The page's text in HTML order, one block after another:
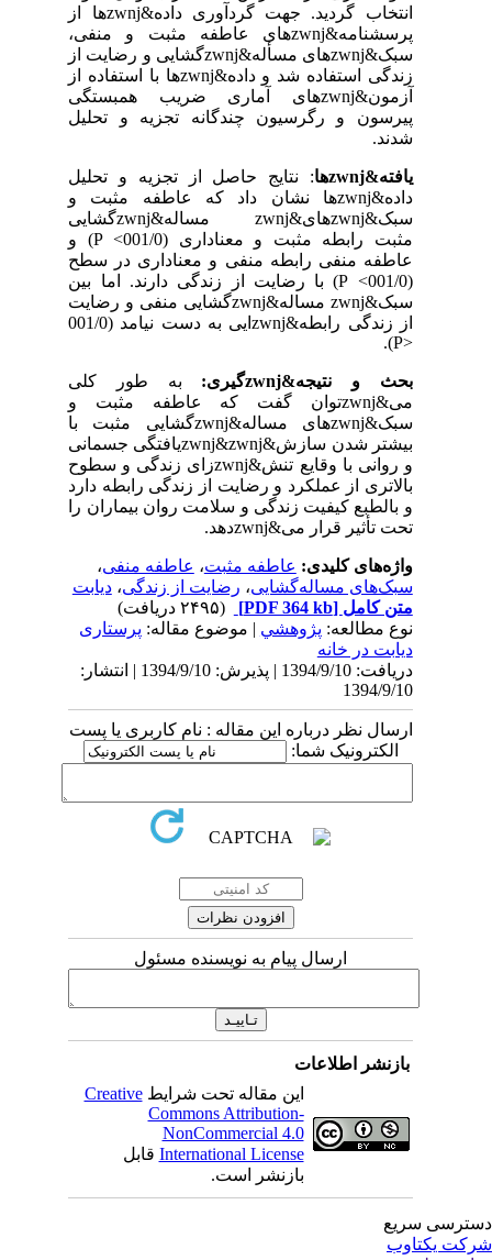
انتخاب گردید. جهت گردآوری داده&zwnjها از
پرسشنامه&zwnjهای عاطفه مثبت و منفی،
سبک&zwnjهای مسأله&zwnjگشایی و رضایت از
زندگی استفاده شد و داده&zwnjها با استفاده از
آزمون&zwnjهای آماری ضریب همبستگی
پیرسون و رگرسیون چندگانه تجزیه و تحلیل
شدند.
یافته&zwnjها
: نتایج حاصل از تجزیه و تحلیل
داده&zwnjها نشان داد که عاطفه مثبت و
سبک&zwnjهای&zwnj مساله&zwnjگشایی
مثبت رابطه مثبت و معناداری (001/0
<
P ) و
عاطفه منفی رابطه منفی و معناداری در سطح
<
P ) با رضایت از زندگی دارند. اما بین
سبک&zwnj مساله&zwnjگشایی منفی و رضایت
از زندگی رابطه&zwnjایی به دست نیامد (001/0
P>
).
بحث و نتیجه&zwnjگیری:
به طور کلی
می&zwnjتوان گفت که عاطفه مثبت و
سبک&zwnjهای مساله&zwnjگشایی مثبت با
بیشتر شدن سازش&zwnj&zwnjیافتگی جسمانی
و روانی با وقایع تنش&zwnjزای زندگی و سطوح
بالاتری از عملکرد و رضایت از زندگی رابطه دارد
و بالطبع کیفیت زندگی و سلامت روان بیماران را
تحت تأثیر قرار می&zwnjدهد.
واژه‌های کلیدی:عاطفه مثبت،عاطفه منفی،
سبک‌های‌ مساله‌گشایی،رضایت از زندگی،دیابت
متن کامل[PDF 364 kb]
نوع مطالعه:پژوهشي| موضوع مقاله:پرستاری
دیابت در خانه
دریافت: 1394/9/10 | پذیرش: 1394/9/10 | انتشار:
1394/9/10
ارسال نظر درباره این مقاله : نام کاربری یا پست
الکترونیک شما:
ارسال پیام به نویسنده مسئول
بازنشر اطلاعات
این مقاله تحت شرایطCreative
Commons Attribution-
NonCommercial 4.0
International Licenseقابل
بازنشر است.
سریع
یکتاوب